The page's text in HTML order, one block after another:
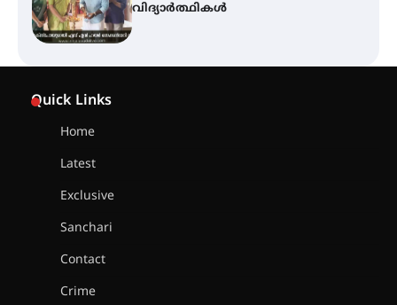
തൃശൂർ ജില്ലയിൽ മഞ്ഞ അലർട്ട്
Quick Links
Home
Latest
Exclusive
Sanchari
Contact
Crime